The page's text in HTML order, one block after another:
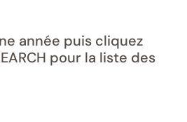
année puis cliquez
pour la liste des